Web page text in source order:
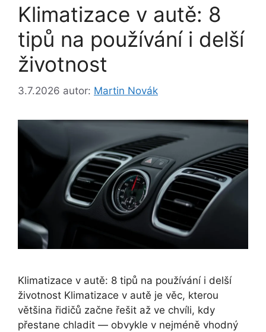
Klimatizace v autě: 8
tipů na používání i delší
životnost
3.7.2026 autor: Martin Novák
Klimatizace v autě: 8 tipů na používání i delší
životnost Klimatizace v autě je věc, kterou
většina řidičů začne řešit až ve chvíli, kdy
přestane chladit — obvykle v nejméně vhodný